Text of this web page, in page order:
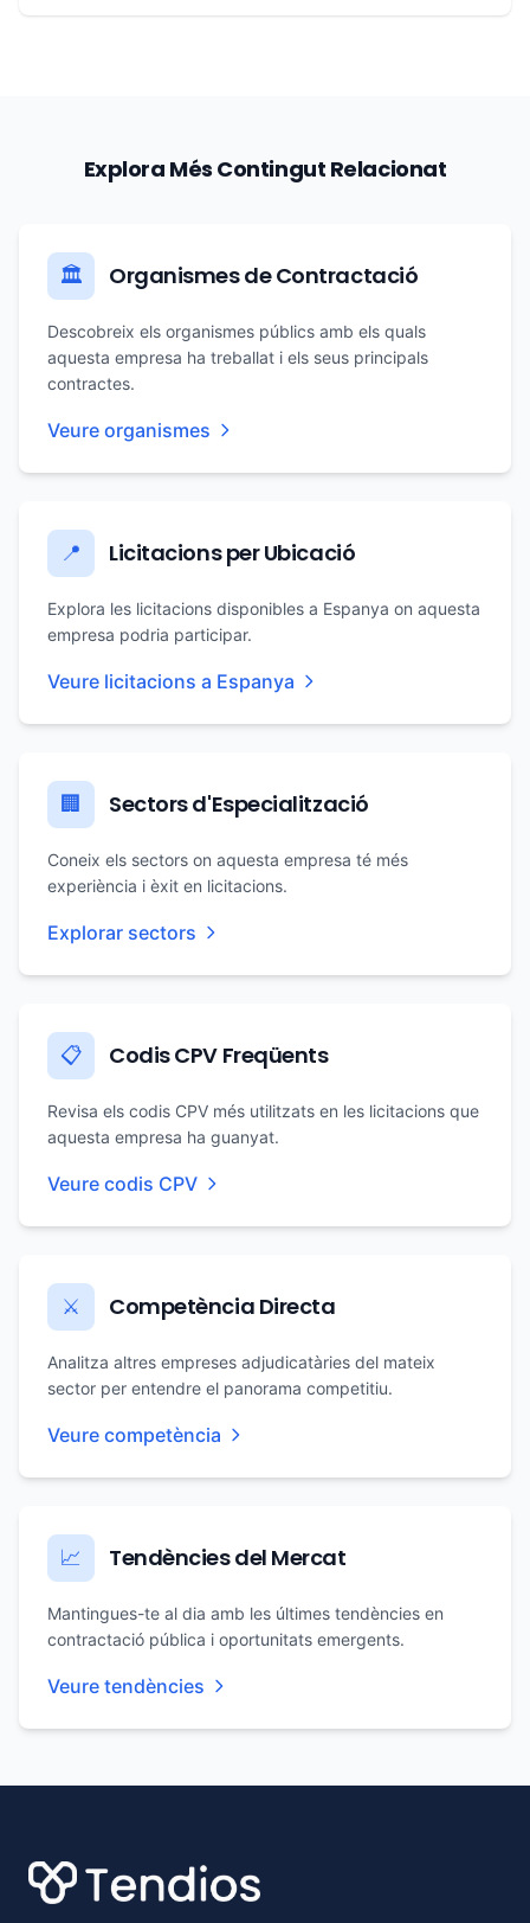
Explora Més Contingut Relacionat
🏛️ Organismes de Contractació
Descobreix els organismes públics amb els quals
aquesta empresa ha treballat i els seus principals
contractes.
Veure organismes
📍 Licitacions per Ubicació
Explora les licitacions disponibles a Espanya on aquesta
empresa podria participar.
Veure licitacions a Espanya
🏢 Sectors d'Especialització
Coneix els sectors on aquesta empresa té més
experiència i èxit en licitacions.
Explorar sectors
📋 Codis CPV Freqüents
Revisa els codis CPV més utilitzats en les licitacions que
aquesta empresa ha guanyat.
Veure codis CPV
⚔️ Competència Directa
Analitza altres empreses adjudicatàries del mateix
sector per entendre el panorama competitiu.
Veure competència
📈 Tendències del Mercat
Mantingues-te al dia amb les últimes tendències en
contractació pública i oportunitats emergents.
Veure tendències